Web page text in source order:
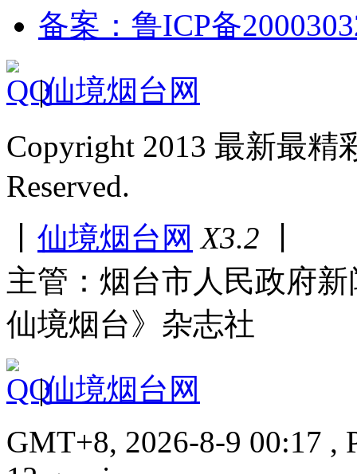
备案：鲁ICP备
|仙境烟台网
Copyright 2013 最新最
Reserved.
仙境烟台网 X3.2
主管：烟台市人民政府
仙境烟台》杂志社
|仙境烟台网
GMT+8, 2026-8-9 00:17 ,